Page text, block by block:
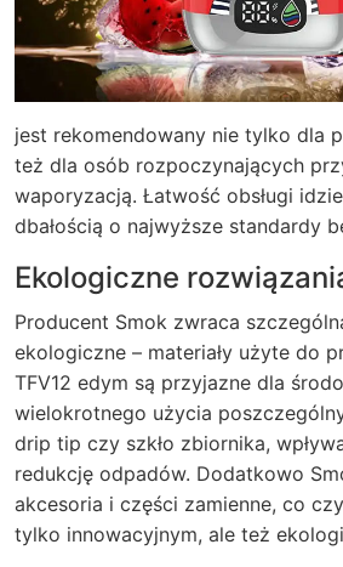
jest rekomendowany nie tylko dla
też dla osób rozpoczynających
waporyzacją. Łatwość obsługi
dbałością o najwyższe standardy
Ekologiczne
Producent Smok zwraca
ekologiczne – materiały użyte do
TFV12 edym są przyjazne dla
wielokrotnego użycia
drip tip czy szkło zbiornika,
redukcję odpadów. Dodatkowo
akcesoria i części zamienne, co
tylko innowacyjnym, ale też